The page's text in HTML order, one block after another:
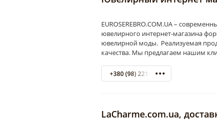
EUROSEREBRO.COM.UA –
ювелирного интернет-магазина
ювелирной моды. Реализуемая
качества. Мы предлагаем нашим
+380 (98) 221 31 94
LaCharme.com.ua,